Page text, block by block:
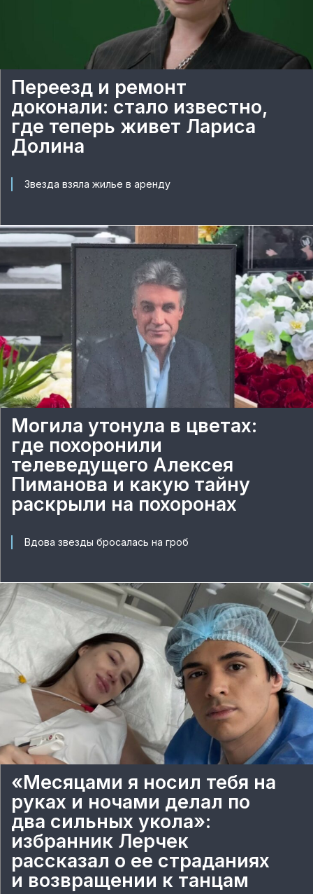
Переезд и ремонт
доконали: стало известно,
где теперь живет Лариса
Долина
Звезда взяла жилье в аренду
Могила утонула в цветах:
где похоронили
телеведущего Алексея
Пиманова и какую тайну
раскрыли на похоронах
Вдова звезды бросалась на гроб
«Месяцами я носил тебя на
руках и ночами делал по
два сильных укола»:
избранник Лерчек
рассказал о ее страданиях
и возвращении к танцам